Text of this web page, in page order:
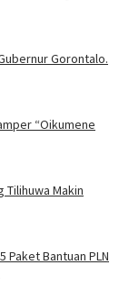
Gorontalo.
“Oikumene
Tilihuwa Makin
Paket Bantuan PLN